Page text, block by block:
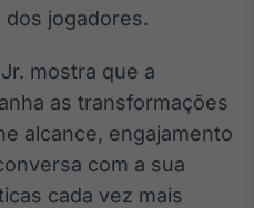
Broadcast
A melhor
plataforma para
analisar fundos
de investimento
jogadores.
mostra que a
as transformações
alcance, engajamento
com a sua
cada vez mais